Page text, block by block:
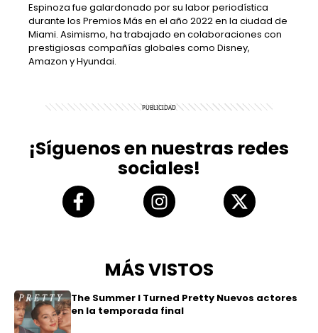
Espinoza fue galardonado por su labor periodística
durante los Premios Más en el año 2022 en la ciudad de
Miami. Asimismo, ha trabajado en colaboraciones con
prestigiosas compañías globales como Disney,
Amazon y Hyundai.
¡Síguenos en nuestras redes
sociales!
MÁS VISTOS
The Summer I Turned Pretty Nuevos actores
en la temporada final